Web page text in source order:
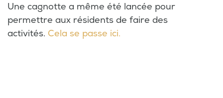
Une cagnotte a même été lancée pour
permettre aux résidents de faire des
activités. Cela se passe ici.